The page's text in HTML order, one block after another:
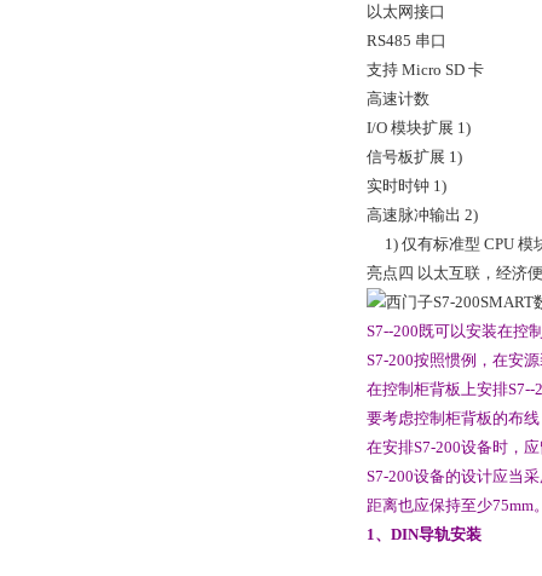
以太网接口
RS485 串口
支持 Micro SD 卡
高速计数
I/O 模块扩展 1)
信号板扩展 1)
实时时钟 1)
高速脉冲输出 2)
1) 仅有标准型 CPU 模
亮点四 以太互联，经济
S7--200既可以安装在控
S7-200按照惯例，在安
在控制柜背板上安排
要考虑控制柜背板的布
在安排S7-200设备时，
S7-200设备的设计应当
距离也应保持至少75mm
1、DIN导轨安装